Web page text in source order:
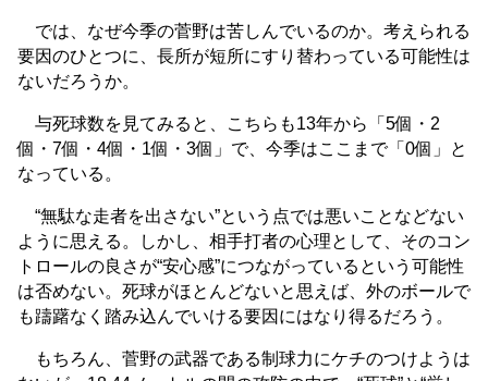
では、なぜ今季の菅野は苦しんでいるのか。考えられる
要因のひとつに、長所が短所にすり替わっている可能性は
ないだろうか。
与死球数を見てみると、こちらも13年から「5個・2
個・7個・4個・1個・3個」で、今季はここまで「0個」と
なっている。
“無駄な走者を出さない”という点では悪いことなどない
ように思える。しかし、相手打者の心理として、そのコン
トロールの良さが“安心感”につながっているという可能性
は否めない。死球がほとんどないと思えば、外のボールで
も躊躇なく踏み込んでいける要因にはなり得るだろう。
もちろん、菅野の武器である制球力にケチのつけようは